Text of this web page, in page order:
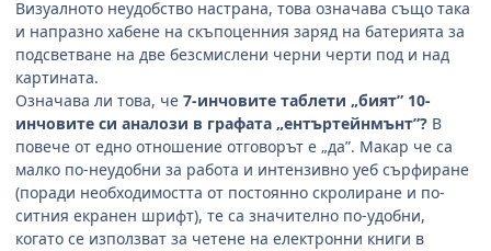
Визуалното неудобство настрана, това означава също така
и напразно хабене на скъпоценния заряд на батерията за
подсветване на две безсмислени черни черти под и над
картината.
Означава ли това, че 7-инчовите таблети „бият” 10-
инчовите си аналози в графата „ентъртейнмънт”? В
повече от едно отношение отговорът е „да”. Макар че са
малко по-неудобни за работа и интензивно уеб сърфиране
(поради необходимостта от постоянно скролиране и по-
ситния екранен шрифт), те са значително по-удобни,
когато се използват за четене на електронни книги в